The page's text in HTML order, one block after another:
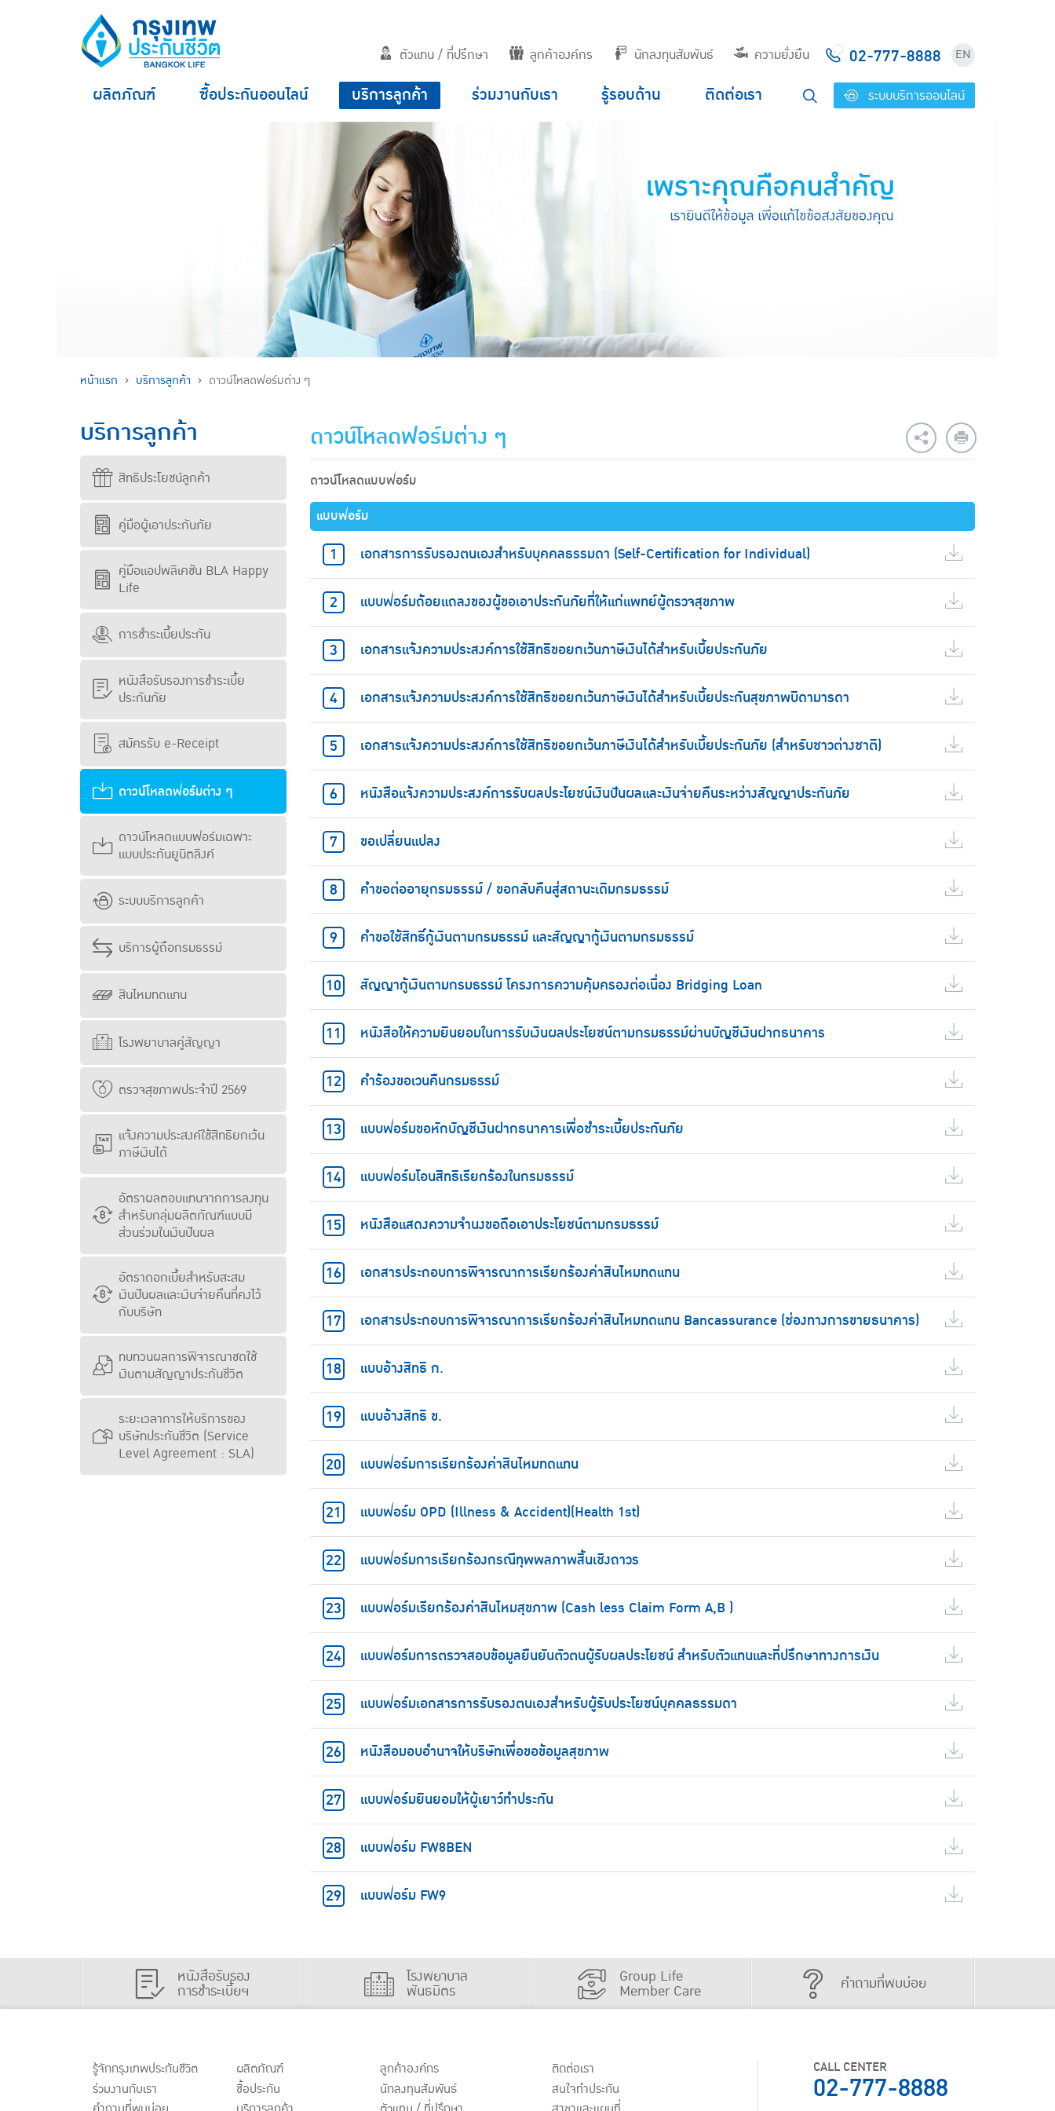
ตัวแทน / ที่ปรึกษา ลูกค้าองค์กร นักลงทุนสัมพันธ์ ความยั่งยืน 02-777-8888 EN
ผลิตภัณฑ์ ซื้อประกันออนไลน์ บริการลูกค้า ร่วมงานกับเรา รู้รอบด้าน ติดต่อเรา ระบบบริการออนไลน์
หน้าแรก บริการลูกค้า ดาวน์โหลดฟอร์มต่าง ๆ
บริการลูกค้า
สิทธิประโยชน์ลูกค้า
คู่มือผู้เอาประกันภัย
คู่มือแอปพลิเคชัน BLA Happy
Life
การชำระเบี้ยประกัน
หนังสือรับรองการชำระเบี้ย
ประกันภัย
สมัครรับ e-Receipt
ดาวน์โหลดฟอร์มต่าง ๆ
ดาวน์โหลดแบบฟอร์มเฉพาะ
แบบประกันยูนิตลิงค์
ระบบบริการลูกค้า
บริการผู้ถือกรมธรรม์
สินไหมทดแทน
โรงพยาบาลคู่สัญญา
ตรวจสุขภาพประจำปี 2569
แจ้งความประสงค์ใช้สิทธิยกเว้น
ภาษีเงินได้
อัตราผลตอบแทนจากการลงทุน
สำหรับกลุ่มผลิตภัณฑ์แบบมี
ส่วนร่วมในเงินปันผล
อัตราดอกเบี้ยสำหรับสะสม
เงินปันผลและเงินจ่ายคืนที่คงไว้
กับบริษัท
ทบทวนผลการพิจารณาชดใช้
เงินตามสัญญาประกันชีวิต
ระยะเวลาการให้บริการของ
บริษัทประกันชีวิต (Service
Level Agreement : SLA)
ดาวน์โหลดฟอร์มต่าง ๆ
ดาวน์โหลดแบบฟอร์ม
แบบฟอร์ม
เอกสารการรับรองตนเองสำหรับบุคคลธรรมดา (Self-Certification for Individual)
แบบฟอร์มถ้อยแถลงของผู้ขอเอาประกันภัยที่ให้แก่แพทย์ผู้ตรวจสุขภาพ
เอกสารแจ้งความประสงค์การใช้สิทธิขอยกเว้นภาษีเงินได้สำหรับเบี้ยประกันภัย
เอกสารแจ้งความประสงค์การใช้สิทธิขอยกเว้นภาษีเงินได้สำหรับเบี้ยประกันสุขภาพบิดามารดา
เอกสารแจ้งความประสงค์การใช้สิทธิขอยกเว้นภาษีเงินได้สำหรับเบี้ยประกันภัย (สำหรับชาวต่างชาติ)
หนังสือแจ้งความประสงค์การรับผลประโยชน์เงินปันผลและเงินจ่ายคืนระหว่างสัญญาประกันภัย
ขอเปลี่ยนแปลง
คำขอต่ออายุกรมธรรม์ / ขอกลับคืนสู่สถานะเดิมกรมธรรม์
คำขอใช้สิทธิ์กู้เงินตามกรมธรรม์ และสัญญากู้เงินตามกรมธรรม์
สัญญากู้เงินตามกรมธรรม์ โครงการความคุ้มครองต่อเนื่อง Bridging Loan
หนังสือให้ความยินยอมในการรับเงินผลประโยชน์ตามกรมธรรม์ผ่านบัญชีเงินฝากธนาคาร
คำร้องขอเวนคืนกรมธรรม์
แบบฟอร์มขอหักบัญชีเงินฝากธนาคารเพื่อชำระเบี้ยประกันภัย
แบบฟอร์มโอนสิทธิเรียกร้องในกรมธรรม์
หนังสือแสดงความจำนงขอถือเอาประโยชน์ตามกรมธรรม์
เอกสารประกอบการพิจารณาการเรียกร้องค่าสินไหมทดแทน
เอกสารประกอบการพิจารณาการเรียกร้องค่าสินไหมทดแทน Bancassurance (ช่องทางการขายธนาคาร)
แบบอ้างสิทธิ ก.
แบบอ้างสิทธิ ข.
แบบฟอร์มการเรียกร้องค่าสินไหมทดแทน
แบบฟอร์ม OPD (Illness & Accident)(Health 1st)
แบบฟอร์มการเรียกร้องกรณีทุพพลภาพสิ้นเชิงถาวร
แบบฟอร์มเรียกร้องค่าสินไหมสุขภาพ (Cash less Claim Form A,B )
แบบฟอร์มการตรวจสอบข้อมูลยืนยันตัวตนผู้รับผลประโยชน์ สำหรับตัวแทนและที่ปรึกษาทางการเงิน
แบบฟอร์มเอกสารการรับรองตนเองสำหรับผู้รับประโยชน์บุคคลธรรมดา
หนังสือมอบอำนาจให้บริษัทเพื่อขอข้อมูลสุขภาพ
แบบฟอร์มยินยอมให้ผู้เยาว์ทำประกัน
แบบฟอร์ม FW8BEN
แบบฟอร์ม FW9
หนังสือรับรอง
การชำระเบี้ยฯ
โรงพยาบาล
พันธมิตร
Group Life
Member Care คำถามที่พบบ่อย
รู้จักกรุงเทพประกันชีวิต
ร่วมงานกับเรา
ผลิตภัณฑ์
ชื้อประกัน
ลูกค้าองค์กร
นักลงทุนสัมพันธ์
ติดต่อเรา
สนใจทำประกัน
CALL CENTER
02-777-8888